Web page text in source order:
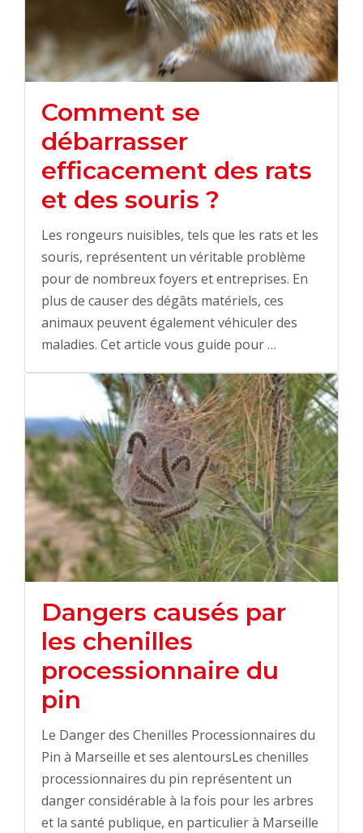
Comment se
débarrasser
efficacement des rats
et des souris ?
Les rongeurs nuisibles, tels que les rats et les
souris, représentent un véritable problème
pour de nombreux foyers et entreprises. En
plus de causer des dégâts matériels, ces
animaux peuvent également véhiculer des
maladies. Cet article vous guide pour …
Dangers causés par
les chenilles
processionnaire du
pin
Le Danger des Chenilles Processionnaires du
Pin à Marseille et ses alentoursLes chenilles
processionnaires du pin représentent un
danger considérable à la fois pour les arbres
et la santé publique, en particulier à Marseille